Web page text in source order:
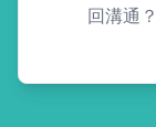
回溝通